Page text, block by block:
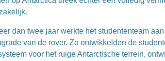
dan twee jaar werkte het studententeam
van de rover. Zo ontwikkelden de
voor het ruige Antarctische terrein,